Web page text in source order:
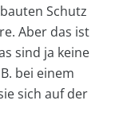
Schutz
Aber das ist
sind ja keine
bei einem
sich auf der